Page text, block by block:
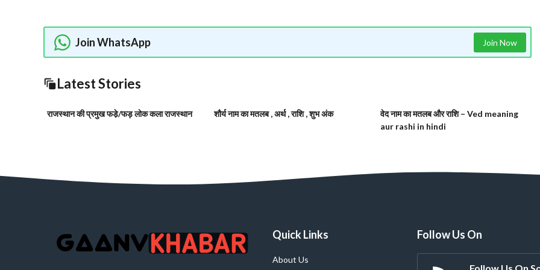
Join WhatsApp Join Now
Latest Stories
राजस्थान की प्रमुख फडे़/फड़ लोक कला राजस्थान शौर्य नाम का मतलब , अर्थ , राशि , शुभ अंक
वेद नाम का मतलब और राशि – Ved meaning
aur rashi in hindi
Quick Links
About Us
Follow Us On